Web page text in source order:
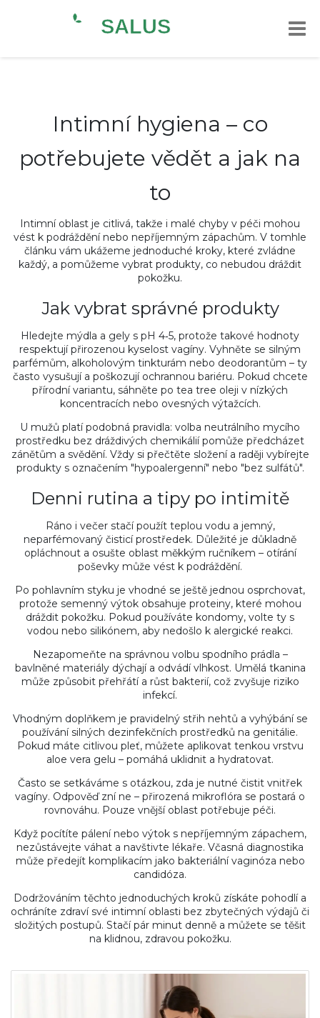
Intimní hygiena – co
potřebujete vědět a jak na
to
Intimní oblast je citlivá, takže i malé chyby v péči mohou
vést k podráždění nebo nepříjemným zápachům. V tomhle
článku vám ukážeme jednoduché kroky, které zvládne
každý, a pomůžeme vybrat produkty, co nebudou dráždit
pokožku.
Jak vybrat správné produkty
Hledejte mýdla a gely s pH 4‑5, protože takové hodnoty
respektují přirozenou kyselost vagíny. Vyhněte se silným
parfémům, alkoholovým tinkturám nebo deodorantům – ty
často vysušují a poškozují ochrannou bariéru. Pokud chcete
přírodní variantu, sáhněte po tea tree oleji v nízkých
koncentracích nebo ovesných výtažcích.
U mužů platí podobná pravidla: volba neutrálního mycího
prostředku bez dráždivých chemikálií pomůže předcházet
zánětům a svědění. Vždy si přečtěte složení a raději vybírejte
produkty s označením "hypoalergenní" nebo "bez sulfátů".
Denni rutina a tipy po intimitě
Ráno i večer stačí použít teplou vodu a jemný,
neparfémovaný čisticí prostředek. Důležité je důkladně
opláchnout a osušte oblast měkkým ručníkem – otírání
poševky může vést k podráždění.
Po pohlavním styku je vhodné se ještě jednou osprchovat,
protože semenný výtok obsahuje proteiny, které mohou
dráždit pokožku. Pokud používáte kondomy, volte ty s
vodou nebo silikónem, aby nedošlo k alergické reakci.
Nezapomeňte na správnou volbu spodního prádla –
bavlněné materiály dýchají a odvádí vlhkost. Umělá tkanina
může způsobit přehřátí a růst bakterií, což zvyšuje riziko
infekcí.
Vhodným doplňkem je pravidelný střih nehtů a vyhýbání se
používání silných dezinfekčních prostředků na genitálie.
Pokud máte citlivou pleť, můžete aplikovat tenkou vrstvu
aloe vera gelu – pomáhá uklidnit a hydratovat.
Často se setkáváme s otázkou, zda je nutné čistit vnitřek
vagíny. Odpověď zní ne – přirozená mikroflóra se postará o
rovnováhu. Pouze vnější oblast potřebuje péči.
Když pocítíte pálení nebo výtok s nepříjemným zápachem,
nezůstávejte váhat a navštivte lékaře. Včasná diagnostika
může předejít komplikacím jako bakteriální vaginóza nebo
candidóza.
Dodržováním těchto jednoduchých kroků získáte pohodlí a
ochráníte zdraví své intimní oblasti bez zbytečných výdajů či
složitých postupů. Stačí pár minut denně a můžete se těšit
na klidnou, zdravou pokožku.